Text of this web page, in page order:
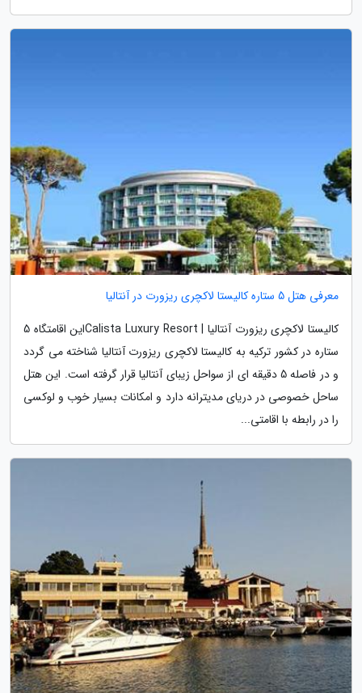
معرفی هتل 5 ستاره کالیستا لاکچری ریزورت در آنتالیا
کالیستا لاکچری ریزورت آنتالیا | Calista Luxury Resortاین اقامتگاه 5
ستاره در کشور ترکیه به کالیستا لاکچری ریزورت آنتالیا شناخته می گردد
و در فاصله 5 دقیقه ای از سواحل زیبای آنتالیا قرار گرفته است. این هتل
ساحل خصوصی در دریای مدیترانه دارد و امکانات بسیار خوب و لوکسی
را در رابطه با اقامتی...